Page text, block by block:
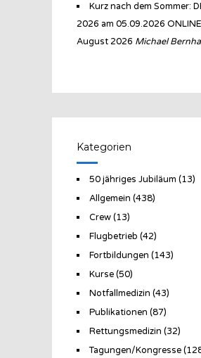
Kurz nach dem Sommer:
2026 am 05.09.2026 ONLINE
August 2026 Michael
Kategorien
50 jähriges Jubiläum (13)
Allgemein (438)
Crew(13)
Flugbetrieb (42)
Fortbildungen (143)
Kurse(50)
Notfallmedizin (43)
Publikationen (87)
Rettungsmedizin (32)
Tagungen/Kongresse